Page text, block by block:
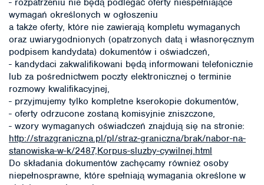
- rozpatrzeniu nie będą podlegać oferty niespełniające
wymagań określonych w ogłoszeniu
a także oferty, które nie zawierają kompletu wymaganych
oraz uwiarygodnionych (opatrzonych datą i własnoręcznym
podpisem kandydata) dokumentów i oświadczeń,
- kandydaci zakwalifikowani będą informowani telefonicznie
lub za pośrednictwem poczty elektronicznej o terminie
rozmowy kwalifikacyjnej,
- przyjmujemy tylko kompletne kserokopie dokumentów,
- oferty odrzucone zostaną komisyjnie zniszczone,
- wzory wymaganych oświadczeń znajdują się na stronie:
http://strazgraniczna.pl/pl/straz-graniczna/brak/nabor-na-
stanowiska-w-k/2487,Korpus-sluzby-cywilnej.html
Do składania dokumentów zachęcamy również osoby
niepełnosprawne, które spełniają wymagania określone w